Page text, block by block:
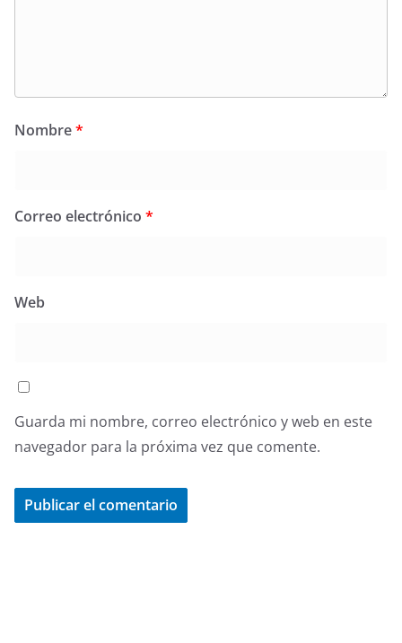
Nombre*
Correo electrónico *
Web
Guarda mi nombre, correo electrónico y web en este
navegador para la próxima vez que comente.